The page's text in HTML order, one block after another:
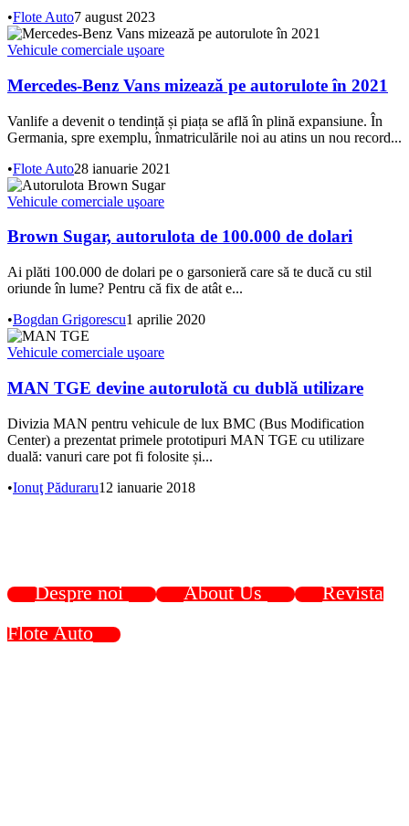
•Flote Auto7 august 2023
Vehicule comerciale uşoare
Mercedes-Benz Vans mizează pe autorulote în 2021
Vanlife a devenit o tendință și piața se află în plină expansiune. În
Germania, spre exemplu, înmatriculările noi au atins un nou record...
•Flote Auto28 ianuarie 2021
Vehicule comerciale uşoare
Brown Sugar, autorulota de 100.000 de dolari
Ai plăti 100.000 de dolari pe o garsonieră care să te ducă cu stil
oriunde în lume? Pentru că fix de atât e...
•Bogdan Grigorescu1 aprilie 2020
Vehicule comerciale uşoare
MAN TGE devine autorulotă cu dublă utilizare
Divizia MAN pentru vehicule de lux BMC (Bus Modification
Center) a prezentat primele prototipuri MAN TGE cu utilizare
duală: vanuri care pot fi folosite și...
•Ionuţ Păduraru12 ianuarie 2018
Despre noi About Us
Revista
Flote Auto